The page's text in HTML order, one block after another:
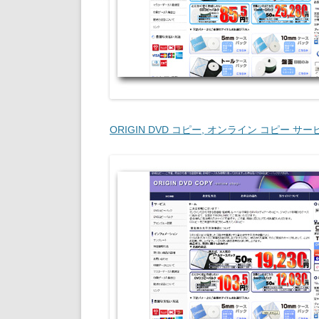
ORIGIN DVD コピー, オンライン コピー サー